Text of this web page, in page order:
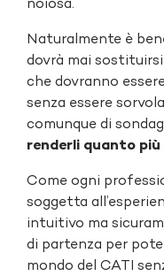
noiosa.
Naturalmente è
dovrà mai sostituirsi
che dovranno
senza essere
comunque di
renderli quanto più
Come ogni
soggetta
intuitivo ma
di partenza per
mondo del CATI